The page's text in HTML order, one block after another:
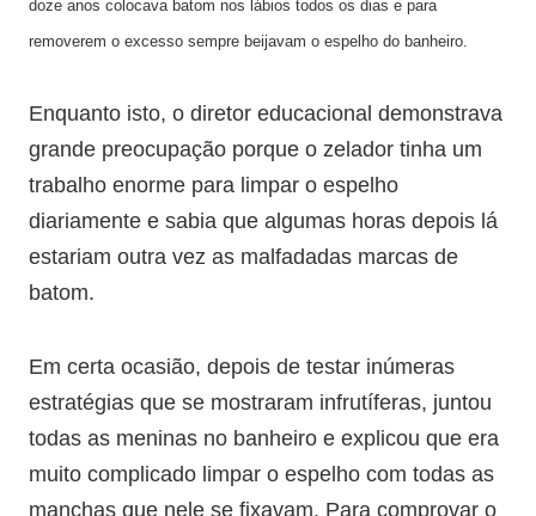
doze anos colocava batom nos lábios todos os dias e para
removerem o excesso sempre beijavam o espelho do banheiro.
Enquanto isto, o diretor educacional demonstrava
grande preocupação porque o zelador tinha um
trabalho enorme para limpar o espelho
diariamente e sabia que algumas horas depois lá
estariam outra vez as malfadadas marcas de
batom.
Em certa ocasião, depois de testar inúmeras
estratégias que se mostraram infrutíferas, juntou
todas as meninas no banheiro e explicou que era
muito complicado limpar o espelho com todas as
manchas que nele se fixavam. Para comprovar o